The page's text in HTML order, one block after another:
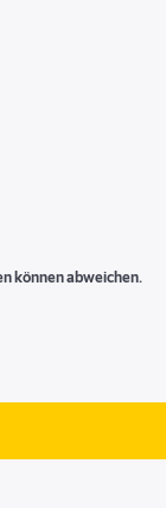
können abweichen.